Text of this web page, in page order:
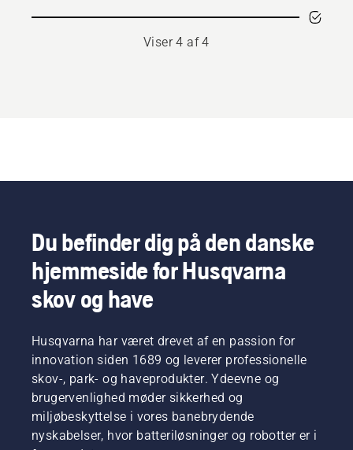
Viser 4 af 4
Du befinder dig på den danske
hjemmeside for Husqvarna
skov og have
Husqvarna har været drevet af en passion for
innovation siden 1689 og leverer professionelle
skov-, park- og haveprodukter. Ydeevne og
brugervenlighed møder sikkerhed og
miljøbeskyttelse i vores banebrydende
nyskabelser, hvor batteriløsninger og robotter er i